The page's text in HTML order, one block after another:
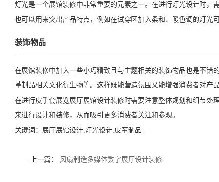
灯光是一个展馆装修中非常重要的元素之一。在进行灯光设计时
也可以用来突出产品特点，例如在试穿区加入柔和、暖色调的灯光
装饰物品
在展馆装修中加入一些小巧精致且与主题相关的装饰物品也是不
革制品相关文化衍生物等。这样既能营造氛围又能增强消费者对产
在进行皮手套展览展厅展馆设计装修时需要注意整体规划和细节
来进行设计和装修，从而吸引更多消费者关注和参观。
关键词： 展厅展馆设计,灯光设计,皮革制品
上一篇： 风扇制造多媒体数字展厅设计装修